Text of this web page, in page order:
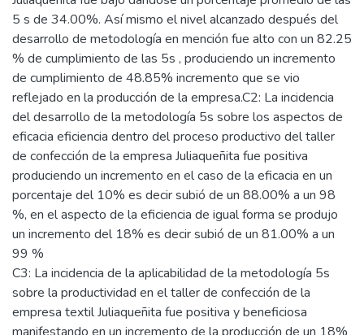
5 s de 34.00%. Así mismo el nivel alcanzado después del
desarrollo de metodología en mención fue alto con un 82.25
% de cumplimiento de las 5s , produciendo un incremento
de cumplimiento de 48.85% incremento que se vio
reflejado en la producción de la empresa.C2: La incidencia
del desarrollo de la metodología 5s sobre los aspectos de
eficacia eficiencia dentro del proceso productivo del taller
de confección de la empresa Juliaqueñita fue positiva
produciendo un incremento en el caso de la eficacia en un
porcentaje del 10% es decir subió de un 88.00% a un 98
%, en el aspecto de la eficiencia de igual forma se produjo
un incremento del 18% es decir subió de un 81.00% a un
99 %
C3: La incidencia de la aplicabilidad de la metodología 5s
sobre la productividad en el taller de confección de la
empresa textil Juliaqueñita fue positiva y beneficiosa